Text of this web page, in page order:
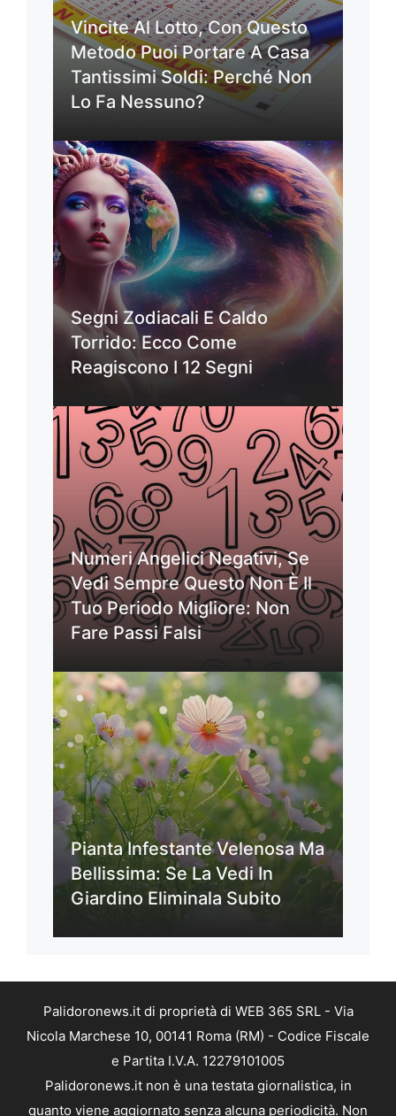
Vincite Al Lotto, Con Questo
Metodo Puoi Portare A Casa
Tantissimi Soldi: Perché Non
Lo Fa Nessuno?
Segni Zodiacali E Caldo
Torrido: Ecco Come
Reagiscono I 12 Segni
Numeri Angelici Negativi, Se
Vedi Sempre Questo Non È Il
Tuo Periodo Migliore: Non
Fare Passi Falsi
Pianta Infestante Velenosa Ma
Bellissima: Se La Vedi In
Giardino Eliminala Subito
Palidoronews.it di proprietà di WEB 365 SRL - Via
Nicola Marchese 10, 00141 Roma (RM) - Codice Fiscale
e Partita I.V.A. 12279101005
Palidoronews.it non è una testata giornalistica, in
quanto viene aggiornato senza alcuna periodicità. Non